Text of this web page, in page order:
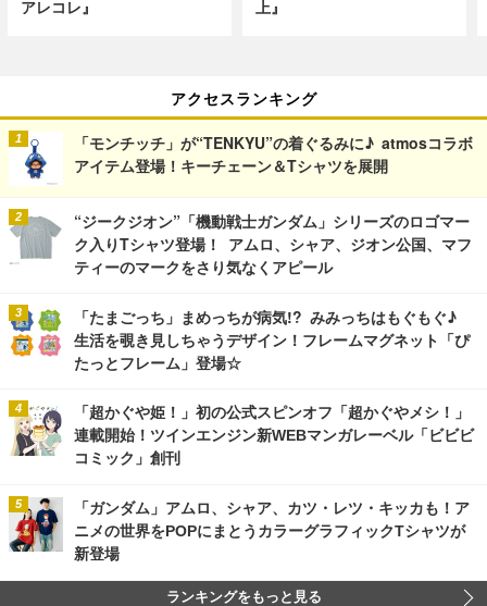
アレコレ』
上』
アクセスランキング
「モンチッチ」が“TENKYU”の着ぐるみに♪ atmosコラボ
アイテム登場！キーチェーン＆Tシャツを展開
“ジークジオン”「機動戦士ガンダム」シリーズのロゴマー
ク入りTシャツ登場！ アムロ、シャア、ジオン公国、マフ
ティーのマークをさり気なくアピール
「たまごっち」まめっちが病気!? みみっちはもぐもぐ♪
生活を覗き見しちゃうデザイン！フレームマグネット「ぴ
たっとフレーム」登場☆
「超かぐや姫！」初の公式スピンオフ「超かぐやメシ！」
連載開始！ツインエンジン新WEBマンガレーベル「ビビビ
コミック」創刊
「ガンダム」アムロ、シャア、カツ・レツ・キッカも！ア
ニメの世界をPOPにまとうカラーグラフィックTシャツが
新登場
ランキングをもっと見る